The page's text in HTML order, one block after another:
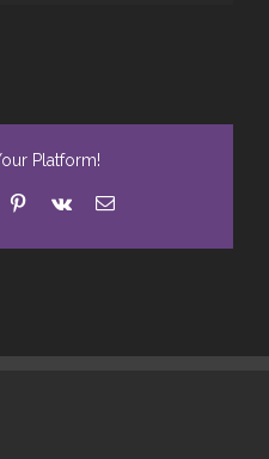
Platform!
Pinterest
Vk
E-